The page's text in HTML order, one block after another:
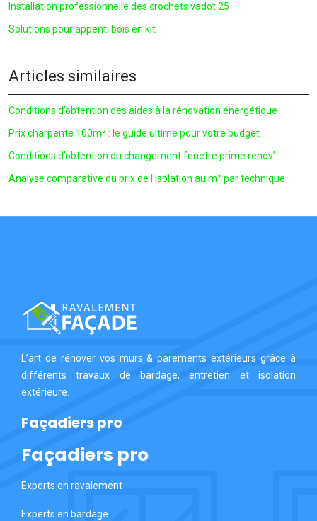
Installation professionnelle des crochets vadot 25
Solutions pour appenti bois en kit
Articles similaires
Conditions d’obtention des aides à la rénovation énergétique
Prix charpente 100m² : le guide ultime pour votre budget
Conditions d’obtention du changement fenetre prime renov’
Analyse comparative du prix de l’isolation au m² par technique
L’art de rénover vos murs & parements extérieurs grâce à
différents travaux de bardage, entretien et isolation
extérieure.
Façadiers pro
Façadiers pro
Experts en ravalement
Experts en bardage